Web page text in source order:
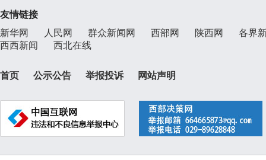
友情链接
新华网
人民网 群众新闻网 西部网 陕西网
各界
西西新闻
西北在线
首页 公示公告 举报投诉 网站声明